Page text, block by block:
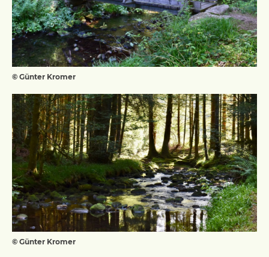
© Günter Kromer
© Günter Kromer